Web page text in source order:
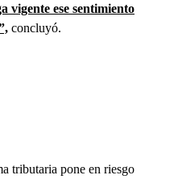
vigente ese sentimiento
concluyó.
tributaria pone en riesgo